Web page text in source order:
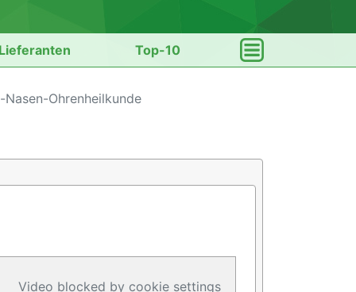
Lieferanten Top-10
Nasen-Ohrenheilkunde
Video blocked by cookie settings